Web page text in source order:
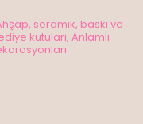
seramik, baskı ve
kutuları, Anlamlı